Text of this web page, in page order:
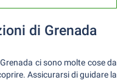
di Grenada
ci sono molte cose da
Assicurarsi di guidare la